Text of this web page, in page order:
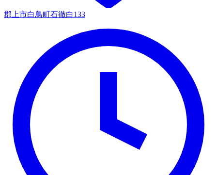
郡上市白鳥町石徹白133